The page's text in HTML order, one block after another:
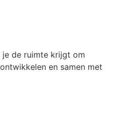
je de ruimte krijgt om
en samen met